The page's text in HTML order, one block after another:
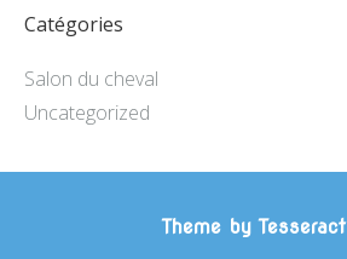
Catégories
Salon du cheval
Uncategorized
Theme by Tesseract